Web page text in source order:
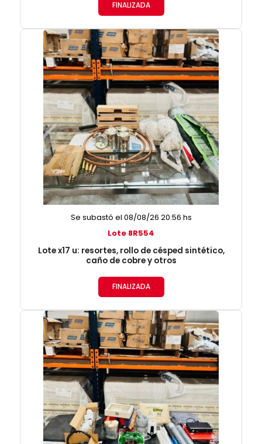
FINALIZADA
Se subastó el 08/08/26 20:56 hs
Lote 8R554
Lote x17 u: resortes, rollo de césped sintético,
caño de cobre y otros
FINALIZADA